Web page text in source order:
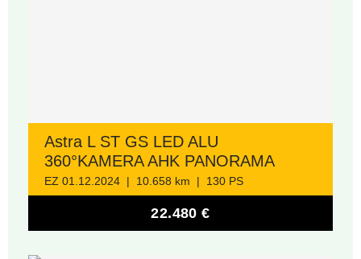
Astra L ST GS LED ALU
360°KAMERA AHK PANORAMA
EZ 01.12.2024 | 10.658 km | 130 PS
22.480 €